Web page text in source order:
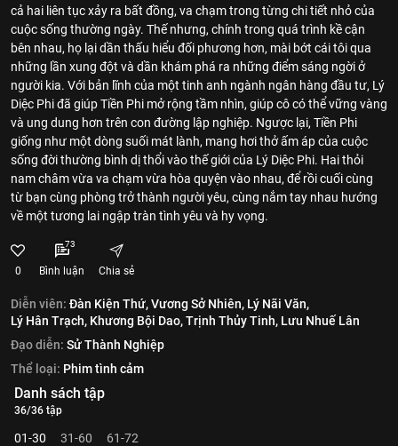
cả hai liên tục xảy ra bất đồng, va chạm trong từng chi tiết nhỏ của
cuộc sống thường ngày. Thế nhưng, chính trong quá trình kề cận
bên nhau, họ lại dần thấu hiểu đối phương hơn, mài bớt cái tôi qua
những lần xung đột và dần khám phá ra những điểm sáng ngời ở
người kia. Với bản lĩnh của một tinh anh ngành ngân hàng đầu tư, Lý
Diệc Phi đã giúp Tiền Phi mở rộng tầm nhìn, giúp cô có thể vững vàng
và ung dung hơn trên con đường lập nghiệp. Ngược lại, Tiền Phi
giống như một dòng suối mát lành, mang hơi thở ấm áp của cuộc
sống đời thường bình dị thổi vào thế giới của Lý Diệc Phi. Hai thỏi
nam châm vừa va chạm vừa hòa quyện vào nhau, để rồi cuối cùng
từ bạn cùng phòng trở thành người yêu, cùng nắm tay nhau hướng
về một tương lai ngập tràn tình yêu và hy vọng.
0
73
Bình luận Chia sẻ
Diễn viên: Đàn Kiện Thứ,Vương Sở Nhiên, Lý Nãi Văn,
Lý Hân Trạch, Khương Bội Dao,Trịnh Thủy Tinh, Lưu Nhuế Lân
Đạo diễn: Sử Thành Nghiệp
Thể loại: Phim tình cảm
Danh sách tập
36/36 tập
01-30 31-60 61-72